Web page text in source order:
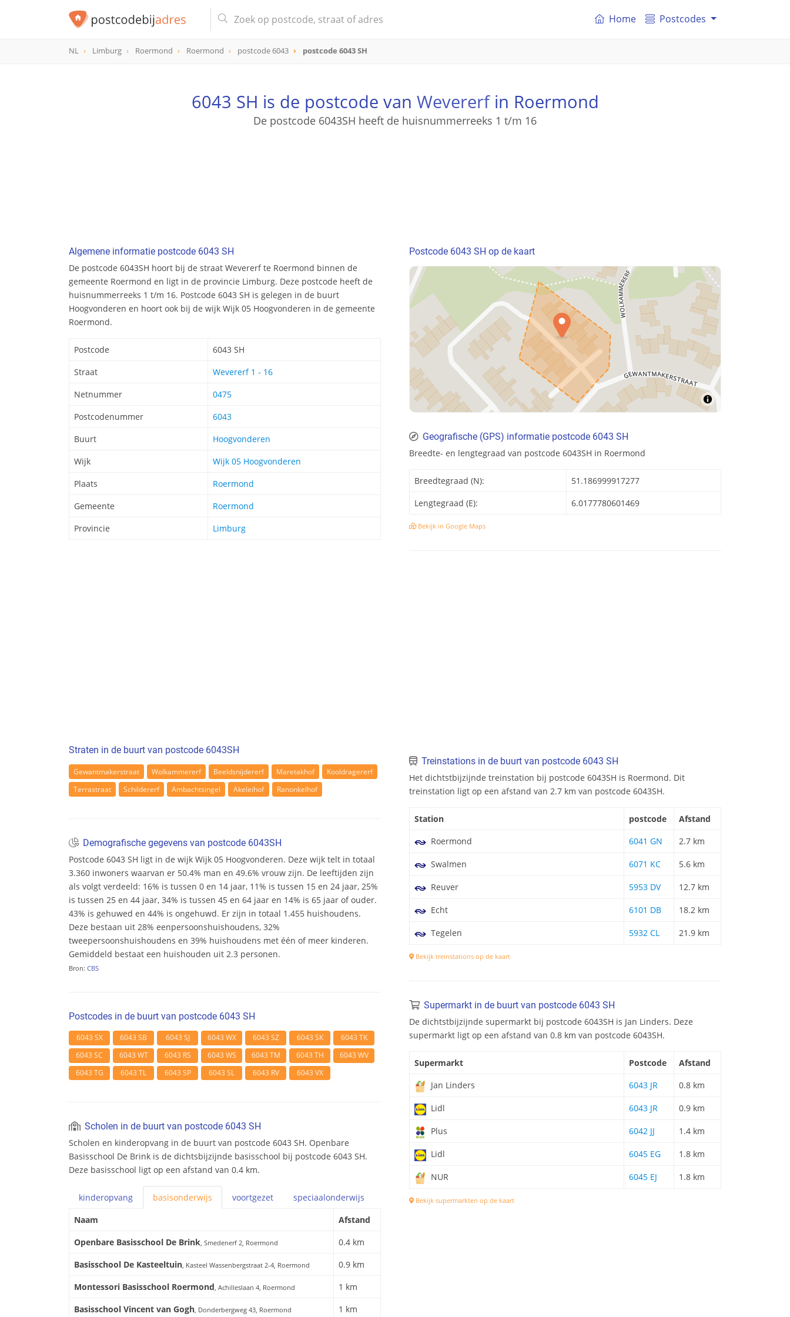
postcode
Home Postcodes
NL Limburg Roermond Roermond postcode 6043 postcode 6043 SH
6043 SH is de postcode van Wevererfin Roermond
De postcode 6043SH heeft de huisnummerreeks 1 t/m 16
Algemene informatie postcode 6043 SH
De postcode 6043SH hoort bij de straat Wevererf te Roermond binnen de
gemeente Roermond en ligt in de provincie Limburg. Deze postcode heeft de
huisnummerreeks 1 t/m 16. Postcode 6043 SH is gelegen in de buurt
Hoogvonderen en hoort ook bij de wijk Wijk 05 Hoogvonderen in de gemeente
Roermond.
Postcode
6043 SH
Straat
Wevererf 1 - 16
Netnummer
0475
Postcodenummer
6043
Buurt
Hoogvonderen
Wijk
Wijk 05 Hoogvonderen
Plaats
Roermond
Gemeente
Roermond
Provincie
Limburg
Straten in de buurt van postcode 6043SH
Gewantmakerstraat Wolkammererf Beeldsnijdererf Maretakhof
Kooldragererf
Terrastraat
Schildererf Ambachtsingel Akeleihof Ranonkelhof
Demografische gegevens van postcode 6043SH
Postcode 6043 SH ligt in de wijk Wijk 05 Hoogvonderen. Deze wijk telt in totaal
3.360 inwoners waarvan er 50.4% man en 49.6% vrouw zijn. De leeftijden zijn
als volgt verdeeld: 16% is tussen 0 en 14 jaar, 11% is tussen 15 en 24 jaar, 25%
is tussen 25 en 44 jaar, 34% is tussen 45 en 64 jaar en 14% is 65 jaar of ouder.
43% is gehuwed en 44% is ongehuwd. Er zijn in totaal 1.455 huishoudens.
Deze bestaan uit 28% eenpersoonshuishoudens, 32%
tweepersoonshuishoudens en 39% huishoudens met één of meer kinderen.
Gemiddeld bestaat een huishouden uit 2.3 personen.
Bron: CBS
Postcodes in de buurt van postcode 6043 SH
6043 SX 6043 SB 6043 SJ 6043 WX 6043 SZ 6043 SK
6043 TK
6043 SC
6043 WT 6043 RS 6043 WS 6043 TM 6043 TH
6043 WV
6043 TG
6043 TL 6043 SP 6043 SL 6043 RV 6043 VX
Scholen in de buurt van postcode 6043 SH
Scholen en kinderopvang in de buurt van postcode 6043 SH. Openbare
Basisschool De Brink is de dichtsbijzijnde basisschool bij postcode 6043 SH.
Deze basisschool ligt op een afstand van 0.4 km.
kinderopvang basisonderwijs voortgezet speciaalonderwijs
Naam
Afstand
Openbare Basisschool De Brink, Smedenerf 2, Roermond
0.4 km
Basisschool De Kasteeltuin, Kasteel Wassenbergstraat 2-4, Roermond
0.9 km
Montessori Basisschool Roermond, Achilleslaan 4, Roermond
1 km
Basisschool Vincent van Gogh, Donderbergweg 43, Roermond
1 km
Postcode 6043 SH op de kaart
Geografische (GPS) informatie postcode 6043 SH
Breedte- en lengtegraad van postcode 6043SH in Roermond
Breedtegraad (N):
51.186999917277
Lengtegraad (E):
6.0177780601469
Bekijk in Google Maps
Treinstations in de buurt van postcode 6043 SH
Het dichtstbijzijnde treinstation bij postcode 6043SH is Roermond. Dit
treinstation ligt op een afstand van 2.7 km van postcode 6043SH.
Station postcode
Afstand
Roermond
6041 GN 2.7 km
Swalmen 6071 KC 5.6 km
Reuver 5953 DV 12.7 km
Echt 6101 DB 18.2 km
Tegelen 5932 CL 21.9 km
Bekijk treinstations op de kaart
Supermarkt in de buurt van postcode 6043 SH
De dichtstbijzijnde supermarkt bij postcode 6043SH is Jan Linders. Deze
supermarkt ligt op een afstand van 0.8 km van postcode 6043SH.
Supermarkt Postcode
Afstand
Jan Linders
6043 JR 0.8 km
Lidl 6043 JR 0.9 km
Plus 6042 JJ 1.4 km
Lidl 6045 EG 1.8 km
NUR 6045 EJ 1.8 km
Bekijk supermarkten op de kaart